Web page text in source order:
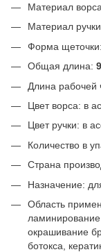
Материал
Материал
Форма
Общая длина:
Длина рабочей
Цвет ворса: в
Цвет ручки: в
Количество в
Страна
Назначение:
Область
ламинирование
окрашивание
ботокса,